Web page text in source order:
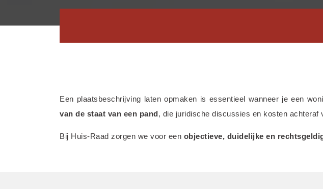
Een plaatsbeschrijving laten opmaken is essentieel wanneer je een
van de staat van een pand , die juridische discussies en kosten achteraf
Bij Huis-Raad zorgen we voor een objectieve, duidelijke en